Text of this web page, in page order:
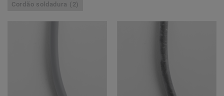
Cordão soldadura (2)